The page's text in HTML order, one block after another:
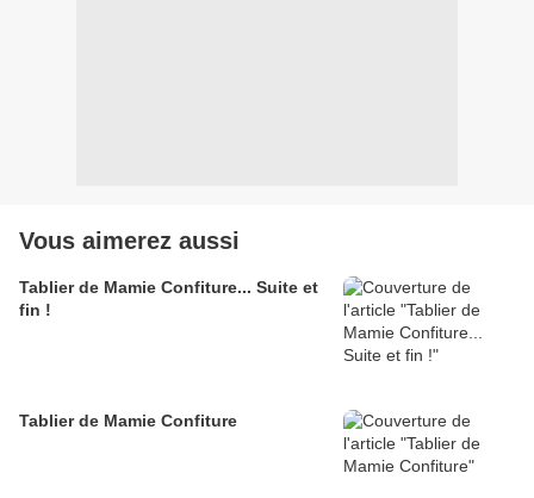
Vous aimerez aussi
Tablier de Mamie Confiture... Suite et
fin !
Tablier de Mamie Confiture